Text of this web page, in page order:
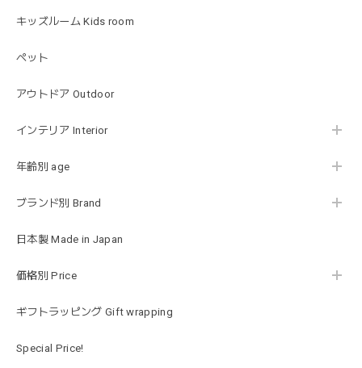
キッズルーム Kids room
ペット
アウトドア Outdoor
インテリア Interior
年齢別 age
ブランド別 Brand
日本製 Made in Japan
価格別 Price
ギフトラッピング Gift wrapping
Special Price!
可愛いファーストトイが届きました！ ありがとうございま
ラス…お絵描きセットと食具までたっぷりと入っていまし
すぐに使い始めました。今年もまた購入したいと思える最高